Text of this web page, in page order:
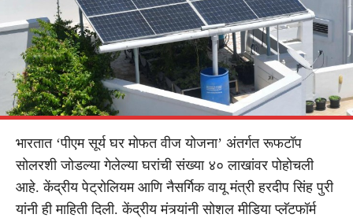
भारतात ‘पीएम सूर्य घर मोफत वीज योजना’ अंतर्गत रूफटॉप
सोलरशी जोडल्या गेलेल्या घरांची संख्या ४० लाखांवर पोहोचली
आहे. केंद्रीय पेट्रोलियम आणि नैसर्गिक वायू मंत्री हरदीप सिंह पुरी
यांनी ही माहिती दिली. केंद्रीय मंत्र्यांनी सोशल मीडिया प्लॅटफॉर्म